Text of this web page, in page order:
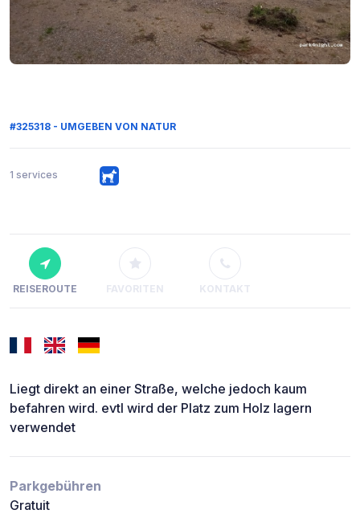
#325318 - UMGEBEN VON NATUR
1 services
REISEROUTE FAVORITEN KONTAKT
Liegt direkt an einer Straße, welche jedoch kaum
befahren wird. evtl wird der Platz zum Holz lagern
verwendet
Parkgebühren
Gratuit